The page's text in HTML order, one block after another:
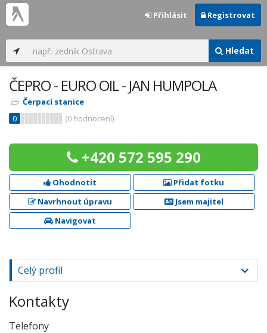
Hledat
Přihlásit Registrovat
ČEPRO - EURO OIL - JAN HUMPOLA
Čerpací stanice
0
(0 hodnocení)
+420 572 595 290
Ohodnotit
Přidat fotku
Navrhnout úpravu
Jsem majitel
Navigovat
Celý profil
Kontakty
Telefony